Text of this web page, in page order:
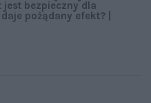
jest bezpieczny dla
pożądany efekt? |